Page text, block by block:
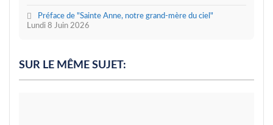
Lundi 8 Juin 2026
Préface de "Sainte Anne, notre grand-mère du ciel"
SUR LE MÊME SUJET: